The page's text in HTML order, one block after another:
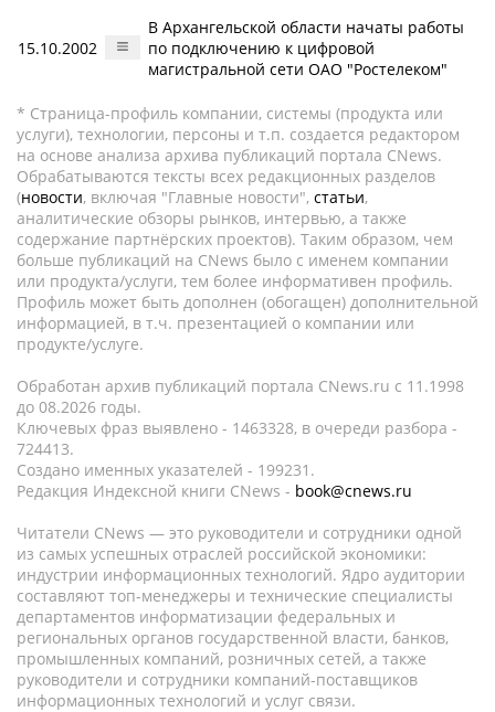
15.10.2002
В Архангельской области начаты работы
по подключению к цифровой
магистральной сети ОАО "Ростелеком"
* Страница-профиль компании, системы (продукта или
услуги), технологии, персоны и т.п. создается редактором
на основе анализа архива публикаций портала CNews.
Обрабатываются тексты всех редакционных разделов
(новости, включая "Главные новости", статьи,
аналитические обзоры рынков, интервью, а также
содержание партнёрских проектов). Таким образом, чем
больше публикаций на CNews было с именем компании
или продукта/услуги, тем более информативен профиль.
Профиль может быть дополнен (обогащен) дополнительной
информацией, в т.ч. презентацией о компании или
продукте/услуге.
Обработан архив публикаций портала CNews.ru c 11.1998
до 08.2026 годы.
Ключевых фраз выявлено - 1463328, в очереди разбора -
724413.
Создано именных указателей - 199231.
Редакция Индексной книги CNews - book@cnews.ru
Читатели CNews — это руководители и сотрудники одной
из самых успешных отраслей российской экономики:
индустрии информационных технологий. Ядро аудитории
составляют топ-менеджеры и технические специалисты
департаментов информатизации федеральных и
региональных органов государственной власти, банков,
промышленных компаний, розничных сетей, а также
руководители и сотрудники компаний-поставщиков
информационных технологий и услуг связи.